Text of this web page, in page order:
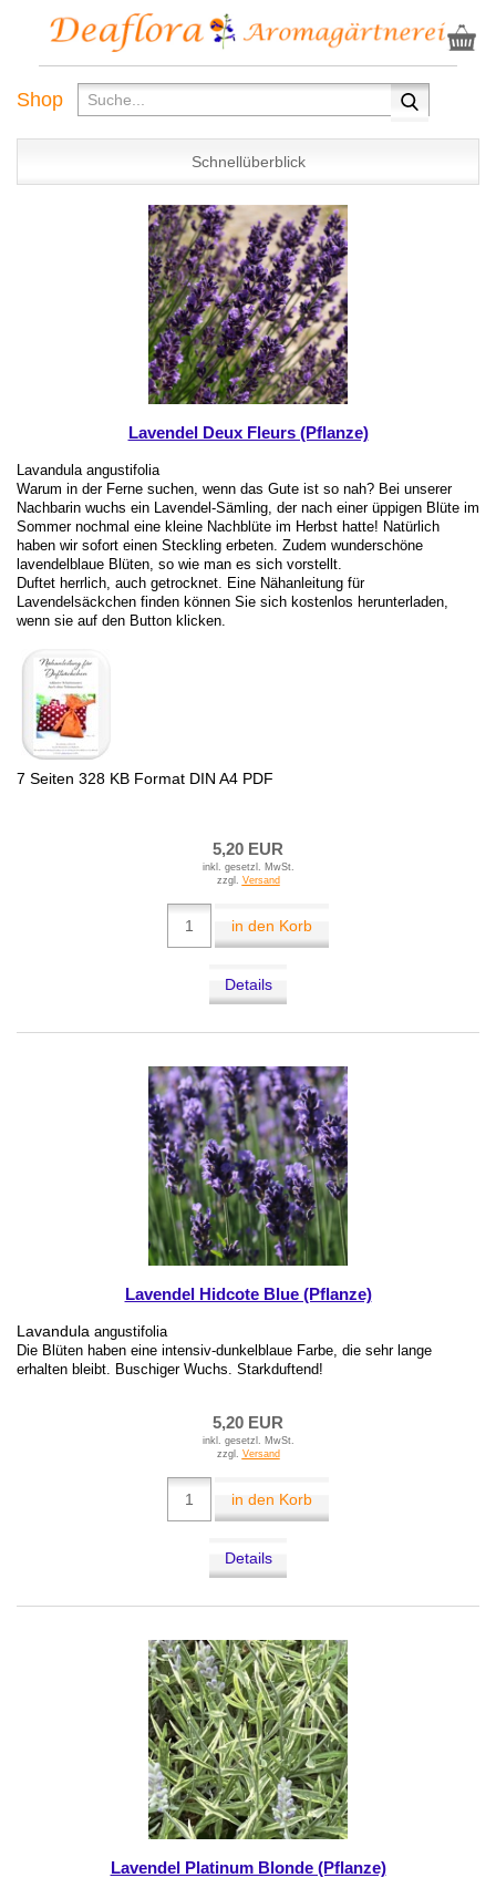
Shop
Schnellüberblick
Lavendel Deux Fleurs (Pflanze)
Lavandula angustifolia
Warum in der Ferne suchen, wenn das Gute ist so nah? Bei unserer
Nachbarin wuchs ein Lavendel-Sämling, der nach einer üppigen Blüte im
Sommer nochmal eine kleine Nachblüte im Herbst hatte! Natürlich
haben wir sofort einen Steckling erbeten. Zudem wunderschöne
lavendelblaue Blüten, so wie man es sich vorstellt.
Duftet herrlich, auch getrocknet. Eine Nähanleitung für
Lavendelsäckchen finden können Sie sich kostenlos herunterladen,
wenn sie auf den Button klicken.
7 Seiten 328 KB Format DIN A4 PDF
5,20 EUR
inkl. gesetzl. MwSt.
zzgl. Versand
in den Korb
Details
Lavendel Hidcote Blue (Pflanze)
Lavandula angustifolia
Die Blüten haben eine intensiv-dunkelblaue Farbe, die sehr lange
erhalten bleibt. Buschiger Wuchs. Starkduftend!
5,20 EUR
inkl. gesetzl. MwSt.
zzgl. Versand
in den Korb
Details
Lavendel Platinum Blonde (Pflanze)